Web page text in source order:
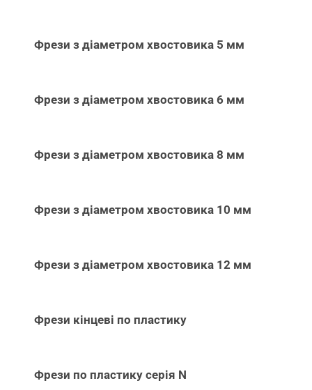
Фрези з діаметром хвостовика 5 мм
Фрези з діаметром хвостовика 6 мм
Фрези з діаметром хвостовика 8 мм
Фрези з діаметром хвостовика 10 мм
Фрези з діаметром хвостовика 12 мм
Фрези кінцеві по пластику
Фрези по пластику серія N